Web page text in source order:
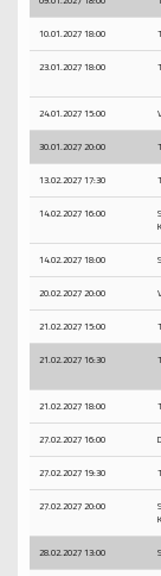
10.01.2027 18:00
23.01.2027 18:00
24.01.2027 15:00
30.01.2027 20:00
13.02.2027 17:30
14.02.2027 16:00
14.02.2027 18:00
20.02.2027 20:00
21.02.2027 15:00
21.02.2027 16:30
21.02.2027 18:00
27.02.2027 16:00
27.02.2027 19:30
27.02.2027 20:00
28.02.2027 13:00